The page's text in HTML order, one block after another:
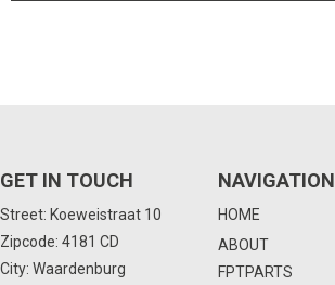
GET IN TOUCH
Street: Koeweistraat 10
Zipcode: 4181 CD
City: Waardenburg
NAVIGATION
HOME
ABOUT
FPTPARTS